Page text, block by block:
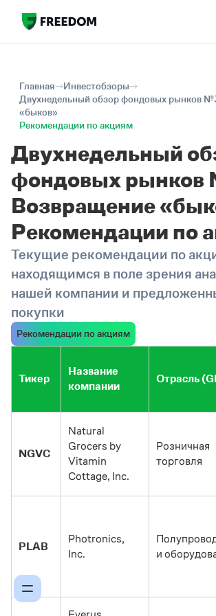
Главная
Инвестобзоры
Двухнедельный обзор фондовых рынков
«быков»
Рекомендации по акциям
Двухнедельный
фондовых
Возвращение
Рекомендации по
Текущие рекомендации по
находящимся в поле зрения
нашей компании и
покупки
Рекомендации по акциям
Тикер
Название
компании
Отрасль
NGVC
Natural
Grocers by
Vitamin
Cottage, Inc.
Розничная
торговля
PLAB
Photronics,
Inc.
и